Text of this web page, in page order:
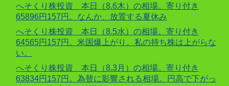
へそくり株投資 本日（8.6木）の相場。寄り付き
65896円157円。なんか、放置する夏休み
へそくり株投資 本日（8.5水）の相場。寄り付き
64565円157円。米国爆上がり。私の持ち株は上がらな
い。
へそくり株投資 本日（8.3月）の相場。寄り付き
63834円157円。為替に影響される相場。円高で下がっ